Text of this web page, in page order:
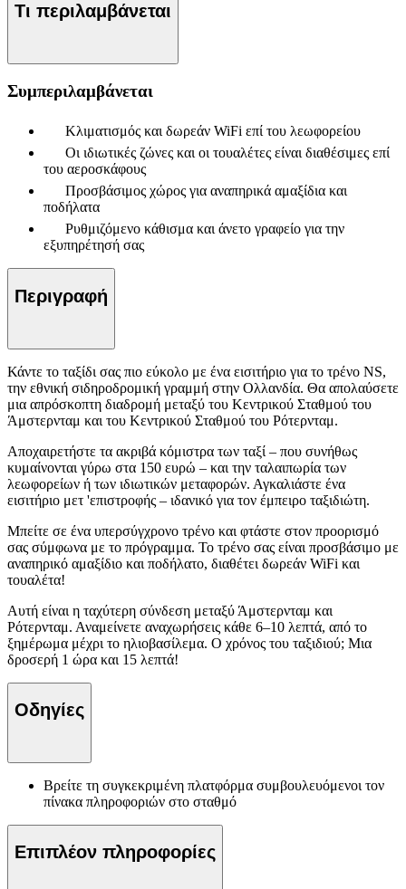
Τι περιλαμβάνεται
Συμπεριλαμβάνεται
Κλιματισμός και δωρεάν WiFi επί του λεωφορείου
Οι ιδιωτικές ζώνες και οι τουαλέτες είναι διαθέσιμες επί
του αεροσκάφους
Προσβάσιμος χώρος για αναπηρικά αμαξίδια και
ποδήλατα
Ρυθμιζόμενο κάθισμα και άνετο γραφείο για την
εξυπηρέτησή σας
Περιγραφή
Κάντε το ταξίδι σας πιο εύκολο με ένα εισιτήριο για το τρένο NS,
την εθνική σιδηροδρομική γραμμή στην Ολλανδία. Θα απολαύσετε
μια απρόσκοπτη διαδρομή μεταξύ του Κεντρικού Σταθμού του
Άμστερνταμ και του Κεντρικού Σταθμού του Ρότερνταμ.
Αποχαιρετήστε τα ακριβά κόμιστρα των ταξί – που συνήθως
κυμαίνονται γύρω στα 150 ευρώ – και την ταλαιπωρία των
λεωφορείων ή των ιδιωτικών μεταφορών. Αγκαλιάστε ένα
εισιτήριο μετ 'επιστροφής – ιδανικό για τον έμπειρο ταξιδιώτη.
Μπείτε σε ένα υπερσύγχρονο τρένο και φτάστε στον προορισμό
σας σύμφωνα με το πρόγραμμα. Το τρένο σας είναι προσβάσιμο με
αναπηρικό αμαξίδιο και ποδήλατο, διαθέτει δωρεάν WiFi και
τουαλέτα!
Αυτή είναι η ταχύτερη σύνδεση μεταξύ Άμστερνταμ και
Ρότερνταμ. Αναμείνετε αναχωρήσεις κάθε 6–10 λεπτά, από το
ξημέρωμα μέχρι το ηλιοβασίλεμα. Ο χρόνος του ταξιδιού; Μια
δροσερή 1 ώρα και 15 λεπτά!
Οδηγίες
Βρείτε τη συγκεκριμένη πλατφόρμα συμβουλευόμενοι τον
πίνακα πληροφοριών στο σταθμό
Επιπλέον πληροφορίες